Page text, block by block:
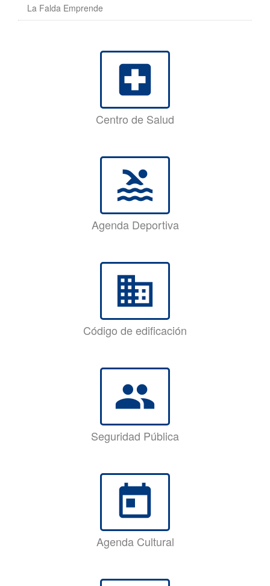
La Falda Emprende
local_hospital
Centro de Salud
pool
Agenda Deportiva
business
Código de edificación
group
Seguridad Pública
today
Agenda Cultural